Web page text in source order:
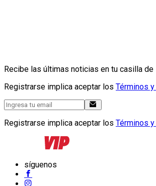
Recibe las últimas noticias en tu casilla de
Registrarse implica aceptar los Términos
Registrarse implica aceptar los Términos
síguenos